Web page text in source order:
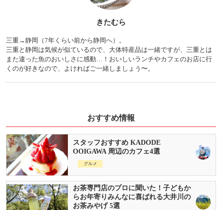
きたむら
三重→静岡（7年くらい前から静岡へ）。
三重と静岡は気候が似ているので、大体特産品は一緒ですが、三重とは
また違った魚のおいしさに感動…！おいしいランチやカフェのお店に行
くのが好きなので、よければご一緒しましょう〜。
おすすめ情報
スタッフおすすめ KADODE
OOIGAWA 周辺のカフェ4選
グルメ
お茶専門店のプロに聞いた！子どもか
らお年寄りみんなに喜ばれる大井川の
お茶みやげ 5選